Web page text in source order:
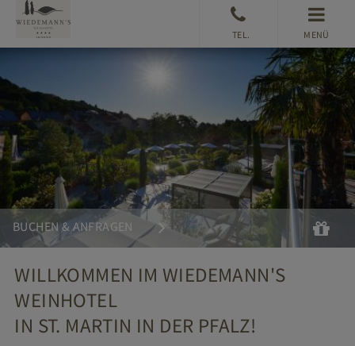
MENÜ
BUCHEN & ANFRAGEN Suchen
WILLKOMMEN IM WIEDEMANN'S
WEINHOTEL
IN ST. MARTIN IN DER PFALZ!